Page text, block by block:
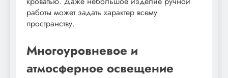
работы может задать характер всему
пространству.
Многоуровневое и
атмосферное освещение